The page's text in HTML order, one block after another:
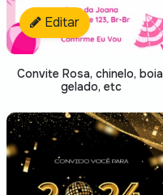
Editar
Convite Rosa, chinelo,
gelado, etc